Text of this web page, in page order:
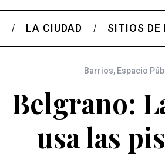
LA CIUDAD SITIOS DE
Barrios, Espacio
Belgrano:
usa las